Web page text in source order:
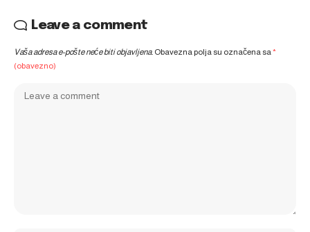
Leave a comment
Vaša adresa e-pošte neće biti objavljena. Obavezna polja su označena sa*
(obavezno)